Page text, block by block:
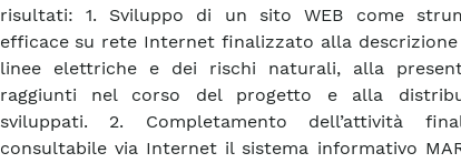
risultati: 1. Sviluppo di un sito WEB come
efficace su rete Internet finalizzato alla
linee elettriche e dei rischi naturali, alla
raggiunti nel corso del progetto e alla
sviluppati. 2. Completamento dell’attività
consultabile via Internet il sistema informativo